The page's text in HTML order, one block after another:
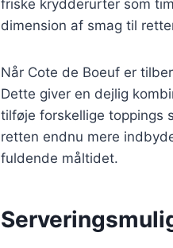
friske krydderurter som
dimension af smag til
Når Cote de Boeuf er
Dette giver en dejlig
tilføje forskellige toppings
retten endnu mere
fuldende måltidet.